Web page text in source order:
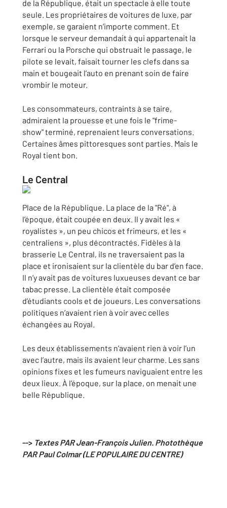
de la République, était un spectacle à elle toute
seule. Les propriétaires de voitures de luxe, par
exemple, se garaient n’importe comment. Et
lorsque le serveur demandait à qui appartenait la
Ferrari ou la Porsche qui obstruait le passage, le
pilote se levait, faisait tourner les clefs dans sa
main et bougeait l’auto en prenant soin de faire
vrombir le moteur.
Les consommateurs, contraints à se taire,
admiraient la prouesse et une fois le "frime-
show" terminé, reprenaient leurs conversations.
Certaines âmes pittoresques sont parties. Mais le
Royal tient bon.
Le Central
Place de la République. La place de la "Ré", à
l’époque, était coupée en deux. Il y avait les «
royalistes », un peu chicos et frimeurs, et les «
centraliens », plus décontractés. Fidèles à la
brasserie Le Central, ils ne traversaient pas la
place et ironisaient sur la clientèle du bar d’en face.
Il n’y avait pas de voitures luxueuses devant ce bar
tabac presse. La clientèle était composée
d’étudiants cools et de joueurs. Les conversations
politiques n’avaient rien à voir avec celles
échangées au Royal.
Les deux établissements n’avaient rien à voir l’un
avec l’autre, mais ils avaient leur charme. Les sans
opinions fixes et les fumeurs naviguaient entre les
deux lieux. À l’époque, sur la place, on menait une
belle République.
--> Textes PAR Jean-François Julien. Photothèque
PAR Paul Colmar (LE POPULAIRE DU CENTRE)